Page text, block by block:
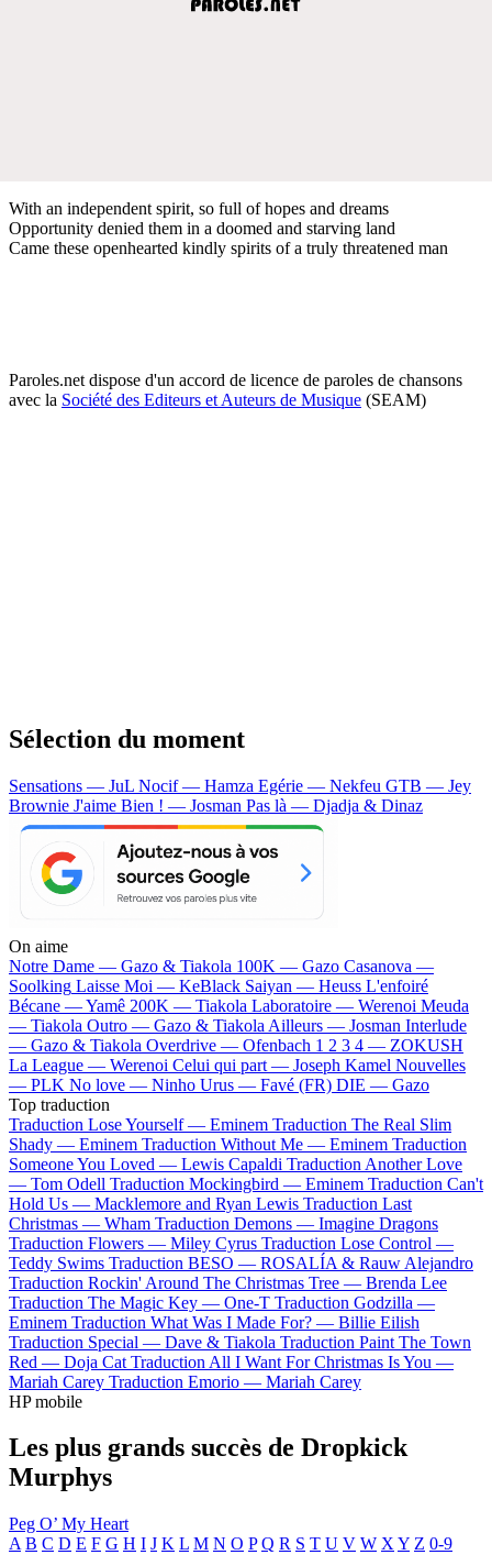
With an independent spirit, so full of hopes and dreams
Opportunity denied them in a doomed and starving land
Came these openhearted kindly spirits of a truly threatened man
Paroles.net dispose d'un accord de licence de paroles de chansons
avec la Société des Editeurs et Auteurs de Musique (SEAM)
Sélection du moment
Sensations — JuL Nocif — Hamza Egérie — Nekfeu GTB — Jey
Brownie J'aime Bien ! — Josman Pas là — Djadja & Dinaz
On aime
Notre Dame — Gazo & Tiakola 100K — Gazo Casanova —
Soolking Laisse Moi — KeBlack Saiyan — Heuss L'enfoiré
Bécane —Yamê 200K — Tiakola Laboratoire — Werenoi Meuda
— Tiakola Outro — Gazo & Tiakola Ailleurs — Josman Interlude
— Gazo & Tiakola Overdrive — Ofenbach 1 2 3 4 — ZOKUSH
La League — Werenoi Celui qui part — Joseph Kamel Nouvelles
— PLK No love — Ninho Urus — Favé (FR) DIE — Gazo
Top traduction
Traduction Lose Yourself — Eminem Traduction The Real Slim
Shady — Eminem Traduction Without Me — Eminem Traduction
Someone You Loved — Lewis Capaldi Traduction Another Love
— Tom Odell Traduction Mockingbird — Eminem Traduction Can't
Hold Us — Macklemore and Ryan Lewis Traduction Last
Christmas — Wham Traduction Demons — Imagine Dragons
Traduction Flowers — Miley Cyrus Traduction Lose Control —
Teddy Swims Traduction BESO — ROSALÍA & Rauw Alejandro
Traduction Rockin' Around The Christmas Tree — Brenda Lee
Traduction The Magic Key — One-T Traduction Godzilla —
Eminem Traduction What Was I Made For? — Billie Eilish
Traduction Special — Dave & Tiakola Traduction Paint The Town
Red — Doja Cat Traduction All I Want For Christmas Is You —
Mariah Carey Traduction Emorio — Mariah Carey
HP mobile
Les plus grands succès de Dropkick
Murphys
Peg O’ My Heart
A B C D E F G H I J K L M N O P Q R S T U V W X Y Z 0-9